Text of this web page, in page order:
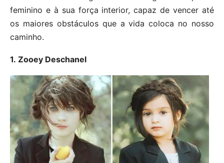
feminino e à sua força interior, capaz de vencer até
os maiores obstáculos que a vida coloca no nosso
caminho.
1. Zooey Deschanel